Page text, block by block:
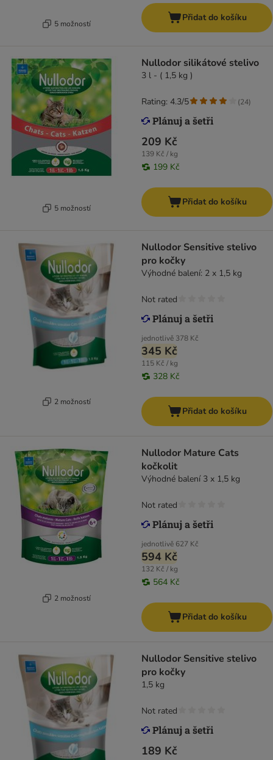
5 možností
Přidat do košíku
5 možností
Nullodor silikátové stelivo
3 l - ( 1,5 kg )
209 Kč
139 Kč / kg
199 Kč
Rating: 4.3/5 (24)
Přidat do košíku
2 možností
Nullodor Sensitive stelivo
pro kočky
Výhodné balení: 2 x 1,5 kg
jednotlivě 378 Kč
345 Kč
115 Kč / kg
328 Kč
Not rated
Přidat do košíku
2 možností
Nullodor Mature Cats
kočkolit
Výhodné balení 3 x 1,5 kg
jednotlivě 627 Kč
594 Kč
132 Kč / kg
564 Kč
Not rated
Přidat do košíku
Nullodor Sensitive stelivo
pro kočky
1,5 kg
189 Kč
Not rated